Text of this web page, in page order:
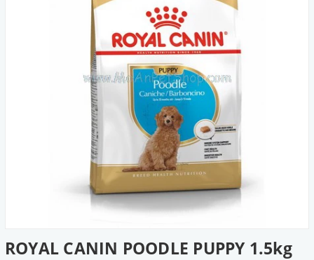
ROYAL CANIN POODLE PUPPY 1.5kg